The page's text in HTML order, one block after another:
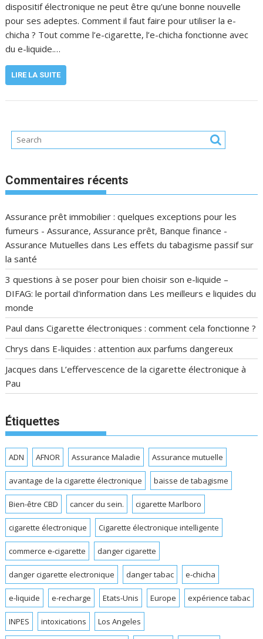
dispositif électronique ne peut être qu’une bonne nouvelle
pour ses adeptes. Comment il faut faire pour utiliser la e-
chicha ? Tout comme l’e-cigarette, l’e-chicha fonctionne avec
du e-liquide.…
LIRE LA SUITE
Commentaires récents
Assurance prêt immobilier : quelques exceptions pour les
fumeurs - Assurance, Assurance prêt, Banque finance -
Assurance Mutuelles dans Les effets du tabagisme passif sur
la santé
3 questions à se poser pour bien choisir son e-liquide –
DIFAG: le portail d'information dans Les meilleurs e liquides du
monde
Paul dansCigarette électroniques : comment cela fonctionne ?
Chrys dans E-liquides : attention aux parfums dangereux
Jacques dans L’effervescence de la cigarette électronique à
Pau
Étiquettes
ADN AFNOR Assurance Maladie Assurance mutuelle
avantage de la cigarette électronique baisse de tabagisme
Bien-être CBD cancer du sein. cigarette Marlboro
cigarette électronique Cigarette électronique intelligente
commerce e-cigarette danger cigarette
danger cigarette electronique danger tabac e-chicha
e-liquide e-recharge Etats-Unis Europe expérience tabac
INPES intoxications Los Angeles